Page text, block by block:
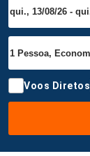
Voos Diretos